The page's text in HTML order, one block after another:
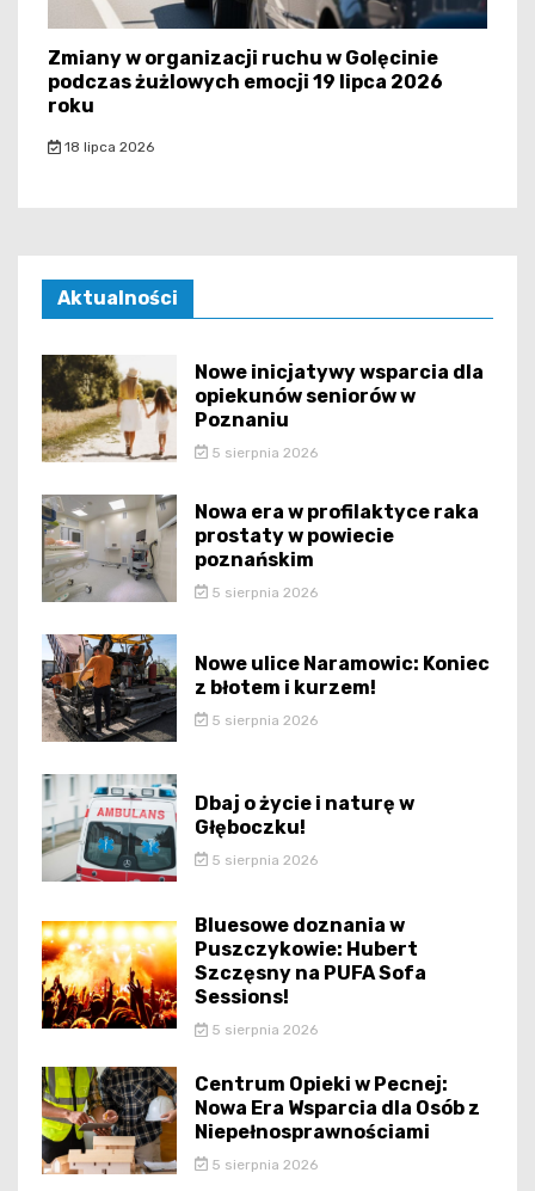
Zmiany w organizacji ruchu w Golęcinie
podczas żużlowych emocji 19 lipca 2026
roku
18 lipca 2026
Aktualności
Nowe inicjatywy wsparcia dla
opiekunów seniorów w
Poznaniu
5 sierpnia 2026
Nowa era w profilaktyce raka
prostaty w powiecie
poznańskim
5 sierpnia 2026
Nowe ulice Naramowic: Koniec
z błotem i kurzem!
5 sierpnia 2026
Dbaj o życie i naturę w
Głęboczku!
5 sierpnia 2026
Bluesowe doznania w
Puszczykowie: Hubert
Szczęsny na PUFA Sofa
Sessions!
5 sierpnia 2026
Centrum Opieki w Pecnej:
Nowa Era Wsparcia dla Osób z
Niepełnosprawnościami
5 sierpnia 2026